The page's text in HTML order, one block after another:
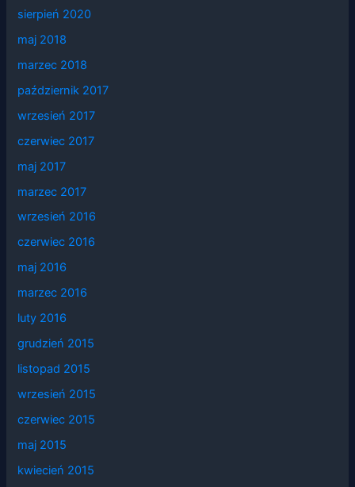
sierpień 2020
maj 2018
marzec 2018
październik 2017
wrzesień 2017
czerwiec 2017
maj 2017
marzec 2017
wrzesień 2016
czerwiec 2016
maj 2016
marzec 2016
luty 2016
grudzień 2015
listopad 2015
wrzesień 2015
czerwiec 2015
maj 2015
kwiecień 2015